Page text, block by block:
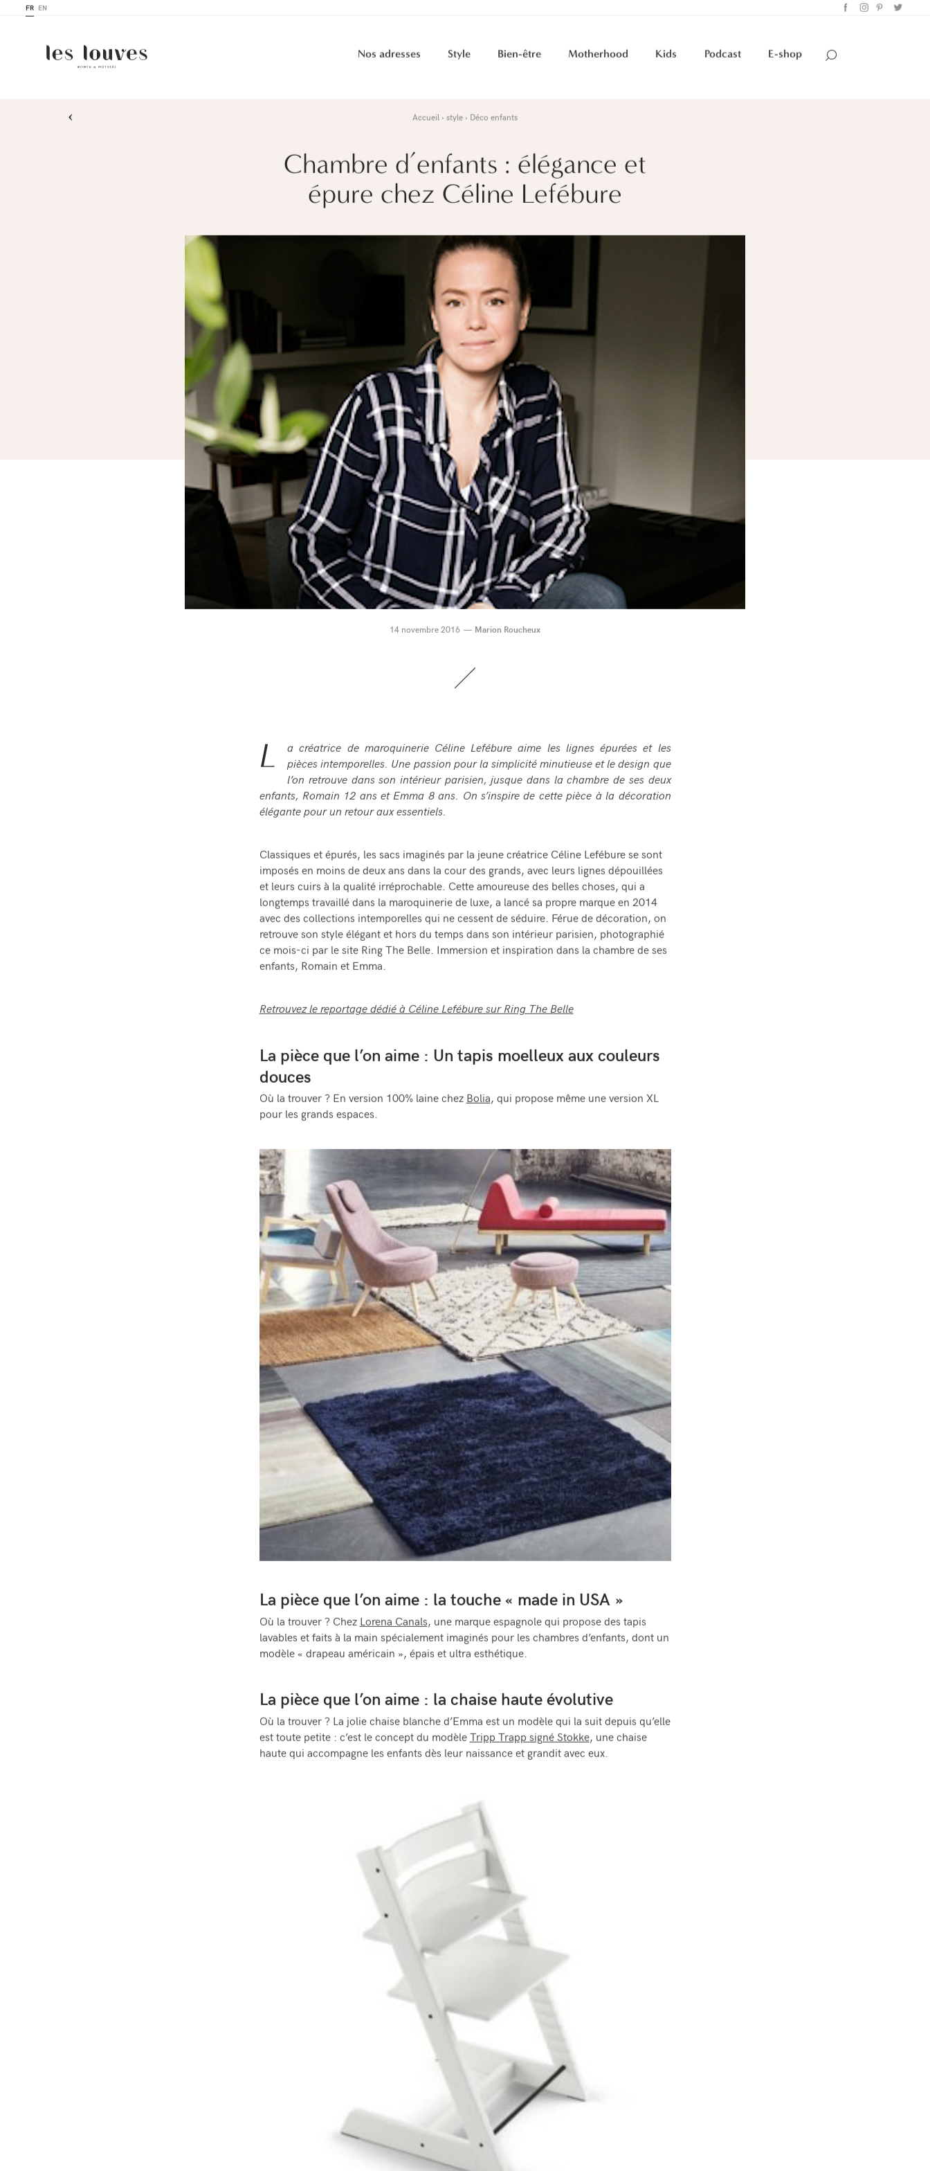
FR EN
Nos adresses Style Bien-être Motherhood Kids Podcast E-shop
› Accueil style Déco enfants
Chambre d’enfants : élégance et
épure chez Céline Lefébure
14 novembre 2016 Marion Roucheux
L
a créatrice de maroquinerie Céline Lefébure aime les lignes épurées et les
pièces intemporelles. Une passion pour la simplicité minutieuse et le design que
l’on retrouve dans son intérieur parisien, jusque dans la chambre de ses deux
enfants, Romain 12 ans et Emma 8 ans. On s’inspire de cette pièce à la décoration
élégante pour un retour aux essentiels.
Classiques et épurés, les sacs imaginés par la jeune créatrice Céline Lefébure se sont
imposés en moins de deux ans dans la cour des grands, avec leurs lignes dépouillées
et leurs cuirs à la qualité irréprochable. Cette amoureuse des belles choses, qui a
longtemps travaillé dans la maroquinerie de luxe, a lancé sa propre marque en 2014
avec des collections intemporelles qui ne cessent de séduire. Férue de décoration, on
retrouve son style élégant et hors du temps dans son intérieur parisien, photographié
ce mois-ci par le site Ring The Belle. Immersion et inspiration dans la chambre de ses
enfants, Romain et Emma.
Retrouvez le reportage dédié à Céline Lefébure sur Ring The Belle
La pièce que l’on aime : Un tapis moelleux aux couleurs
douces
Où la trouver ? En version 100% laine chezBolia, qui propose même une version XL
pour les grands espaces.
La pièce que l’on aime : la touche « made in USA »
Où la trouver ? ChezLorena Canals, une marque espagnole qui propose des tapis
lavables et faits à la main spécialement imaginés pour les chambres d’enfants, dont un
modèle « drapeau américain », épais et ultra esthétique.
La pièce que l’on aime : la chaise haute évolutive
Où la trouver ? La jolie chaise blanche d’Emma est un modèle qui la suit depuis qu’elle
est toute petite : c’est le concept du modèleTripp Trapp signé Stokke, une chaise
haute qui accompagne les enfants dès leur naissance et grandit avec eux.